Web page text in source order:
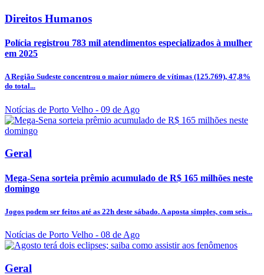
Direitos Humanos
Polícia registrou 783 mil atendimentos especializados à mulher
em 2025
A Região Sudeste concentrou o maior número de vítimas (125.769), 47,8%
do total...
Notícias de Porto Velho - 09 de Ago
Geral
Mega-Sena sorteia prêmio acumulado de R$ 165 milhões neste
domingo
Jogos podem ser feitos até as 22h deste sábado. A aposta simples, com seis...
Notícias de Porto Velho - 08 de Ago
Geral